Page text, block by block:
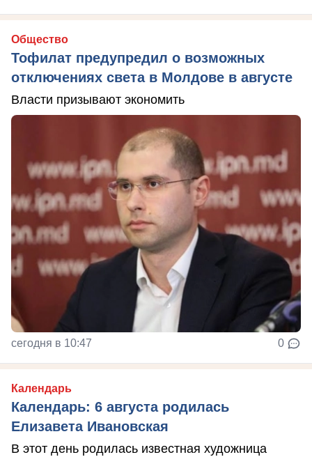
Общество
Тофилат предупредил о возможных
отключениях света в Молдове в августе
Власти призывают экономить
сегодня в 10:47 0
Календарь
Календарь: 6 августа родилась
Елизавета Ивановская
В этот день родилась известная художница